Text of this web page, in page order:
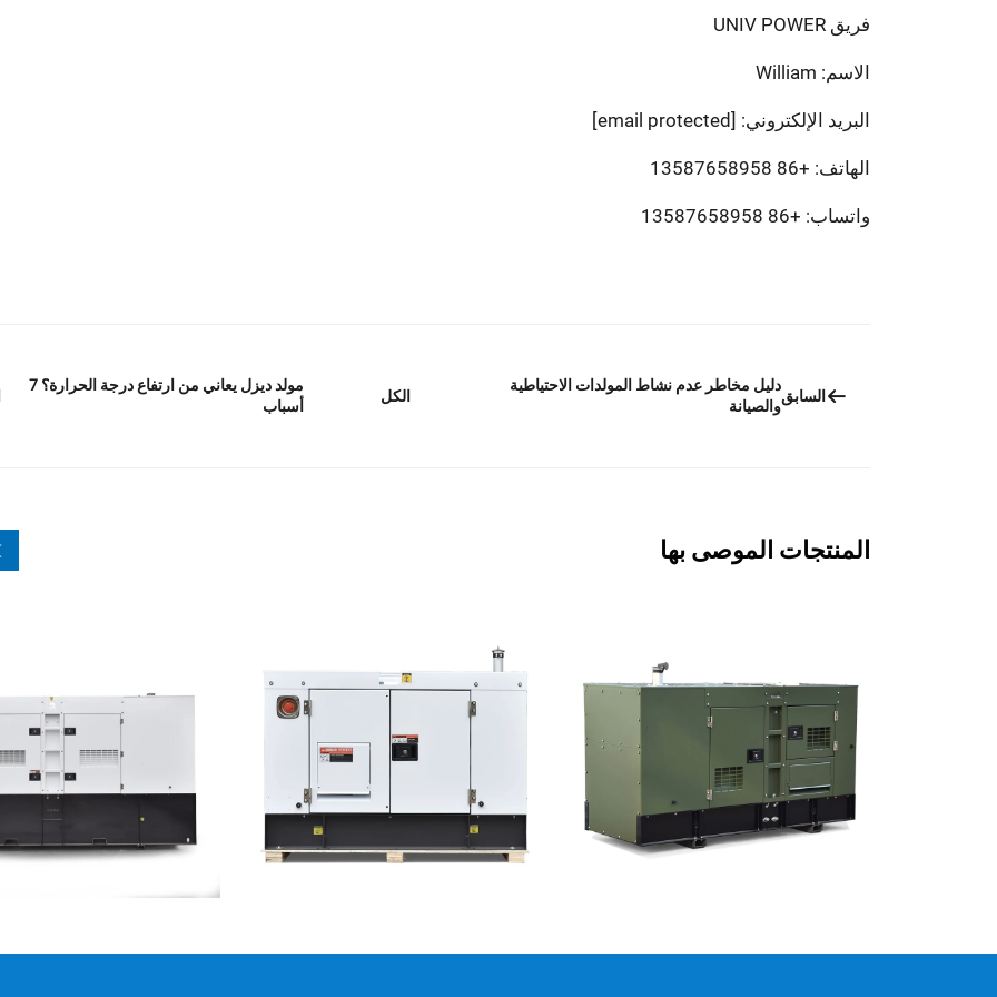
فريق UNIV POWER
الاسم: William
البريد الإلكتروني: [email protected]
الهاتف: +86 13587658958
واتساب: +86 13587658958
السابق
دليل مخاطر عدم نشاط المولدات الاحتياطية
والصيانة
الكل
مولد ديزل يعاني من ارتفاع درجة الحرارة؟ 7
أسباب
المنتجات الموصى بها